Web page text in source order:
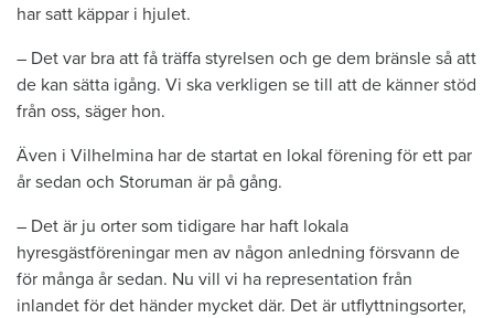
har satt käppar i hjulet.
– Det var bra att få träffa styrelsen och ge dem bränsle så att
de kan sätta igång. Vi ska verkligen se till att de känner stöd
från oss, säger hon.
Även i Vilhelmina har de startat en lokal förening för ett par
år sedan och Storuman är på gång.
– Det är ju orter som tidigare har haft lokala
hyresgästföreningar men av någon anledning försvann de
för många år sedan. Nu vill vi ha representation från
inlandet för det händer mycket där. Det är utflyttningsorter,